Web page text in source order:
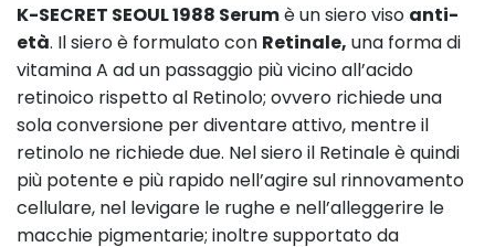
K-SECRET SEOUL 1988 Serumè un siero viso anti-
età. Il siero è formulato con Retinale, una forma di
vitamina A ad un passaggio più vicino all’acido
retinoico rispetto al Retinolo; ovvero richiede una
sola conversione per diventare attivo, mentre il
retinolo ne richiede due. Nel siero il Retinale è quindi
più potente e più rapido nell’agire sul rinnovamento
cellulare, nel levigare le rughe e nell’alleggerire le
macchie pigmentarie; inoltre supportato da